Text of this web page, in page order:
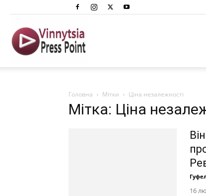
Преспоінт
Головна Мітки Ціна незалежності
Мітка: Ціна
16